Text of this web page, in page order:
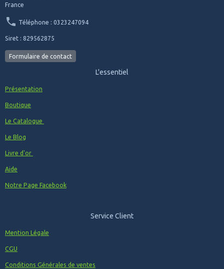
France
Téléphone : 0323247094
Siret : 829562875
Formulaire de contact
L'essentiel
Présentation
Boutique
Le Catalogue
Le Blog
Livre d'or
Aide
Notre Page Facebook
Service Client
Mention Légale
CGU
Conditions Générales de ventes